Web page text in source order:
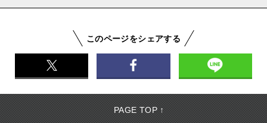
このページをシェアする
PAGE TOP ↑